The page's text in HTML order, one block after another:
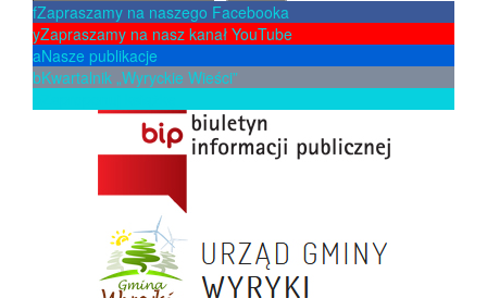
fZapraszamy na naszego Facebooka
yZapraszamy na nasz kanał YouTube
aNasze publikacje
bKwartalnik „Wyryckie Wieści”